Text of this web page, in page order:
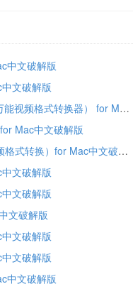
中文破解版
文破解版
Wondershare UniConverter 13.5.0（万能视频格式转换器） for Mac中文破解版
Mac中文破解版
MacX Video Converter Pro 6.5.7（视频格式转换）for Mac中文破解版
文破解版
文破解版
文破解版
文破解版
文破解版
中文破解版